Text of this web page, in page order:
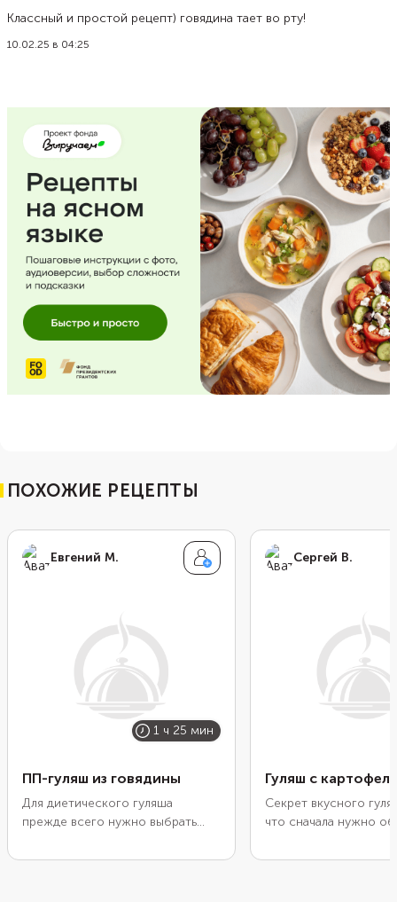
Классный и простой рецепт) говядина тает во рту!
10.02.25 в 04:25
ПОХОЖИЕ РЕЦЕПТЫ
Евгений М.
1 ч 25 мин
ПП-гуляш из говядины
Для диетического гуляша
прежде всего нужно выбрать
без жира: вырезку или филейную
Сергей В.
Гуляш с
Секрет вкусного
что сначала нужно
приправами и